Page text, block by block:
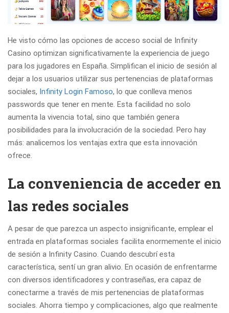
He visto cómo las opciones de acceso social de Infinity
Casino optimizan significativamente la experiencia de juego
para los jugadores en España. Simplifican el inicio de sesión al
dejar a los usuarios utilizar sus pertenencias de plataformas
sociales, Infinity Login Famoso, lo que conlleva menos
passwords que tener en mente. Esta facilidad no solo
aumenta la vivencia total, sino que también genera
posibilidades para la involucración de la sociedad. Pero hay
más: analicemos los ventajas extra que esta innovación
ofrece.
La conveniencia de acceder en
las redes sociales
A pesar de que parezca un aspecto insignificante, emplear el
entrada en plataformas sociales facilita enormemente el inicio
de sesión a Infinity Casino. Cuando descubrí esta
característica, sentí un gran alivio. En ocasión de enfrentarme
con diversos identificadores y contraseñas, era capaz de
conectarme a través de mis pertenencias de plataformas
sociales. Ahorra tiempo y complicaciones, algo que realmente